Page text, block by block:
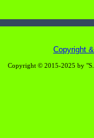
Copyright
Copyright © 2015-2025 by